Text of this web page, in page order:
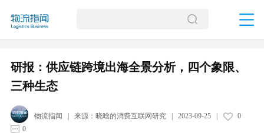
研报：供应链跨境出海全景分析，四个象限、
三种生态
物流指闻 | 来源： 晓晗的消费互联网研究| 2023-09-25|
0
0